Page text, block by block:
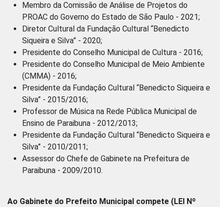
Membro da Comissão de Análise de Projetos do
PROAC do Governo do Estado de São Paulo - 2021;
Diretor Cultural da Fundação Cultural “Benedicto
Siqueira e Silva” - 2020;
Presidente do Conselho Municipal de Cultura - 2016;
Presidente do Conselho Municipal de Meio Ambiente
(CMMA) - 2016;
Presidente da Fundação Cultural “Benedicto Siqueira e
Silva” - 2015/2016;
Professor de Música na Rede Pública Municipal de
Ensino de Paraibuna - 2012/2013;
Presidente da Fundação Cultural “Benedicto Siqueira e
Silva” - 2010/2011;
Assessor do Chefe de Gabinete na Prefeitura de
Paraibuna - 2009/2010.
Ao Gabinete do Prefeito Municipal compete (LEI Nº